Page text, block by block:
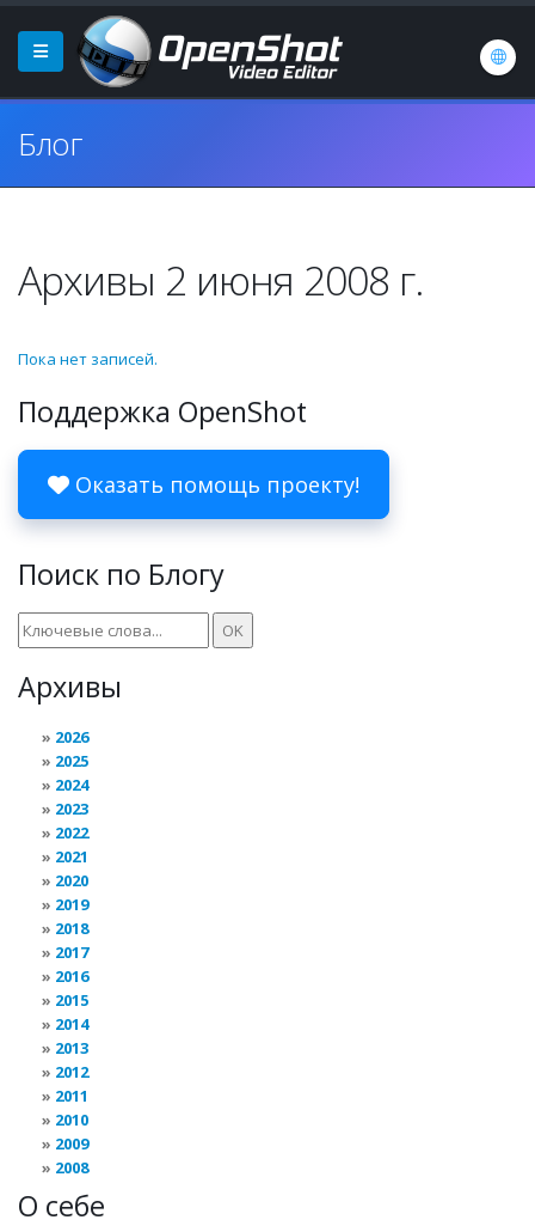
Блог
Архивы 2 июня 2008 г.
Пока нет записей.
Поддержка OpenShot
Оказать помощь проекту!
Поиск по Блогу
Архивы
2026
2025
2024
2023
2022
2021
2020
2019
2018
2017
2016
2015
2014
2013
2012
2011
2010
2009
2008
О себе